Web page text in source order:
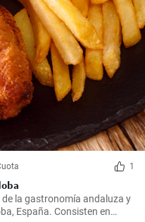
1
la gastronomía andaluza y
España. Consisten en